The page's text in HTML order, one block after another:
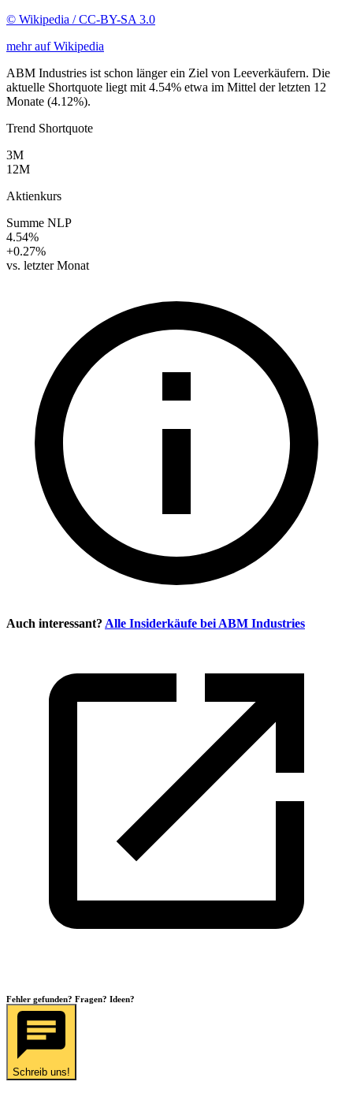
© Wikipedia / CC-BY-SA 3.0
mehr auf Wikipedia
ABM Industries ist schon länger ein Ziel von Leeverkäufern. Die
aktuelle Shortquote liegt mit 4.54% etwa im Mittel der letzten 12
Monate (4.12%).
Trend Shortquote
3M
12M
Aktienkurs
Summe NLP
4.54%
+0.27%
vs. letzter Monat
Auch interessant? Alle Insiderkäufe bei ABM Industries
Fehler gefunden? Fragen? Ideen?
Schreib uns!